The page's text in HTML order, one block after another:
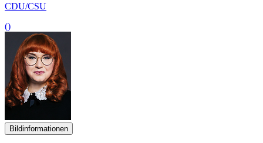
CDU/CSU
()
Bildinformationen